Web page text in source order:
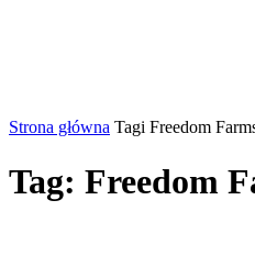
Strona główna Tagi Freedom
Tag: Freedom